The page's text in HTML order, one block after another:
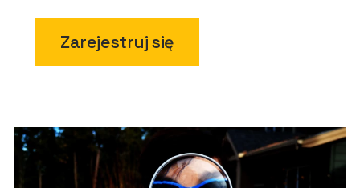
Zarejestruj się